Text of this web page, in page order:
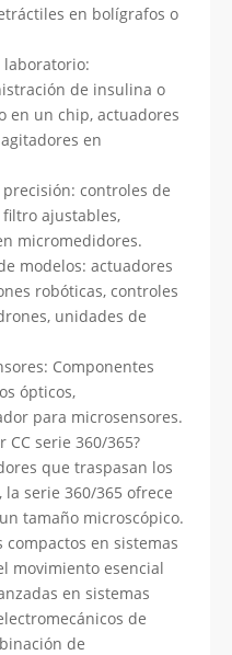
en bolígrafos o
laboratorio:
de insulina o
en un chip, actuadores
en
controles de
ajustables,
micromedidores.
modelos: actuadores
robóticas, controles
unidades de
Componentes
ópticos,
para microsensores.
serie 360/365?
que traspasan los
serie 360/365 ofrece
tamaño microscópico.
en sistemas
movimiento esencial
en sistemas
de
de